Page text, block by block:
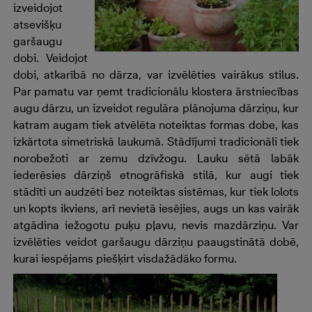
izveidojot
atsevišķu
garšaugu
dobi. Veidojot
dobi, atkarībā no dārza, var izvēlēties vairākus stilus.
Par pamatu var ņemt tradicionālu klostera ārstniecības
augu dārzu, un izveidot regulāra plānojuma dārziņu, kur
katram augam tiek atvēlēta noteiktas formas dobe, kas
izkārtota simetriskā laukumā. Stādījumi tradicionāli tiek
norobežoti ar zemu dzīvžogu. Lauku sētā labāk
iederēsies dārziņš etnogrāfiskā stilā, kur augi tiek
stādīti un audzēti bez noteiktas sistēmas, kur tiek lolots
un kopts ikviens, arī nevietā iesējies, augs un kas vairāk
atgādina iežogotu puķu pļavu, nevis mazdārziņu. Var
izvēlēties veidot garšaugu dārziņu paaugstinātā dobē,
kurai iespējams piešķirt visdažādāko formu.